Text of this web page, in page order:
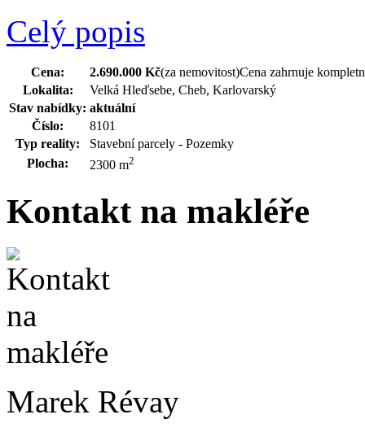
Celý popis
Cena: 2.690.000 Kč(za nemovitost)Cena zahrnuje
Lokalita:
Velká Hleďsebe, Cheb, Karlovarský
Stav nabídky: aktuální
Číslo:
8101
Typ reality:
Stavební parcely - Pozemky
Plocha:
2300 m2
Kontakt na makléře
Marek Révay